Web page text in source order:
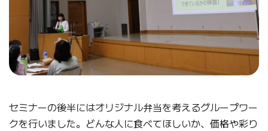
セミナーの後半にはオリジナル弁当を考えるグループワー
クを行いました。どんな人に食べてほしいか、価格や彩り